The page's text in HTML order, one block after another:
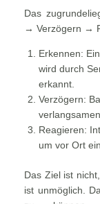
Das
→ Verzögern →
Erkennen:
wird durch
erkannt.
Verzögern:
Reagieren:
um vor Ort
Das Ziel ist
ist unmöglich.